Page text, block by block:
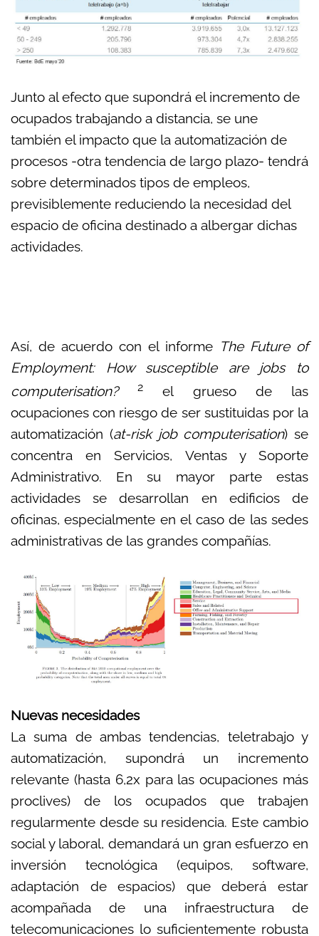
Junto al efecto que supondrá el incremento de
ocupados trabajando a distancia, se une
también el impacto que la automatización de
procesos -otra tendencia de largo plazo- tendrá
sobre determinados tipos de empleos,
previsiblemente reduciendo la necesidad del
espacio de oficina destinado a albergar dichas
actividades.
Así, de acuerdo con el informe The Future of
Employment: How susceptible are jobs to
computerisation?
2 el grueso de las
ocupaciones con riesgo de ser sustituidas por la
automatización (at-risk job computerisation) se
concentra en Servicios, Ventas y Soporte
Administrativo. En su mayor parte estas
actividades se desarrollan en edificios de
oficinas, especialmente en el caso de las sedes
administrativas de las grandes compañías.
Nuevas necesidades
La suma de ambas tendencias, teletrabajo y
automatización, supondrá un incremento
relevante (hasta 6,2x para las ocupaciones más
proclives) de los ocupados que trabajen
regularmente desde su residencia. Este cambio
social y laboral, demandará un gran esfuerzo en
inversión tecnológica (equipos, software,
adaptación de espacios) que deberá estar
acompañada de una infraestructura de
telecomunicaciones lo suficientemente robusta